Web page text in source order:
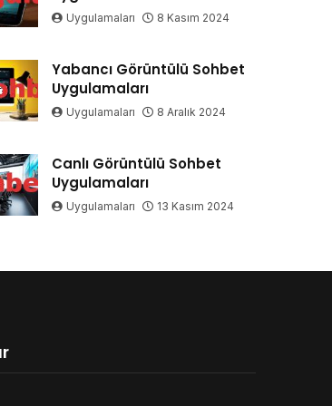
Uygulamaları 8 Kasım 2024
Yabancı Görüntülü Sohbet
Uygulamaları
Uygulamaları 8 Aralık 2024
Canlı Görüntülü Sohbet
Uygulamaları
Uygulamaları 13 Kasım 2024